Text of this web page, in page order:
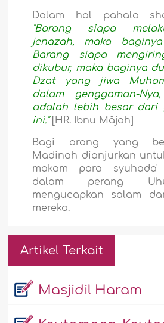
Dalam hal pahala
"Barang siapa
jenazah, maka
Barang siapa
dikubur, maka baginya
Dzat yang jiwa
dalam genggaman-
adalah lebih besar dari
ini."[HR. Ibnu Mâjah]
Bagi orang yang
Madinah dianjurkan
makam para
dalam perang
mengucapkan salam
mereka.
Artikel Terkait
Masjidil Haram